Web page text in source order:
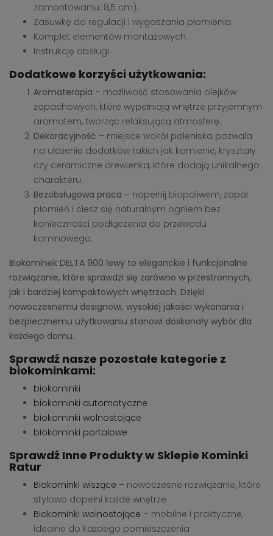
zamontowaniu: 8,5 cm).
Zasuwkę do regulacji i wygaszania płomienia.
Komplet elementów montażowych.
Instrukcję obsługi.
Dodatkowe korzyści użytkowania:
Aromaterapia – możliwość stosowania olejków
zapachowych, które wypełniają wnętrze przyjemnym
aromatem, tworząc relaksującą atmosferę.
Dekoracyjność – miejsce wokół paleniska pozwala
na ułożenie dodatków takich jak kamienie, kryształy
czy ceramiczne drewienka, które dodają unikalnego
charakteru.
Bezobsługowa praca – napełnij biopaliwem, zapal
płomień i ciesz się naturalnym ogniem bez
konieczności podłączenia do przewodu
kominowego.
Biokominek DELTA 900 lewy to eleganckie i funkcjonalne
rozwiązanie, które sprawdzi się zarówno w przestronnych,
jak i bardziej kompaktowych wnętrzach. Dzięki
nowoczesnemu designowi, wysokiej jakości wykonania i
bezpiecznemu użytkowaniu stanowi doskonały wybór dla
każdego domu.
Sprawdź nasze pozostałe kategorie z
biokominkami:
biokominki
biokominki automatyczne
biokominki wolnostojące
biokominki portalowe
Sprawdź Inne Produkty w Sklepie Kominki
Ratur
Biokominki wiszące – nowoczesne rozwiązanie, które
stylowo dopełni każde wnętrze
Biokominki wolnostojące – mobilne i praktyczne,
idealne do każdego pomieszczenia